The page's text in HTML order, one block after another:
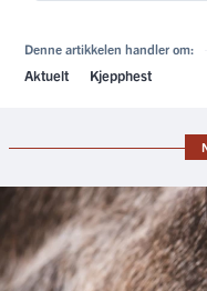
Denne artikkelen handler om:
Aktuelt Kjepphest